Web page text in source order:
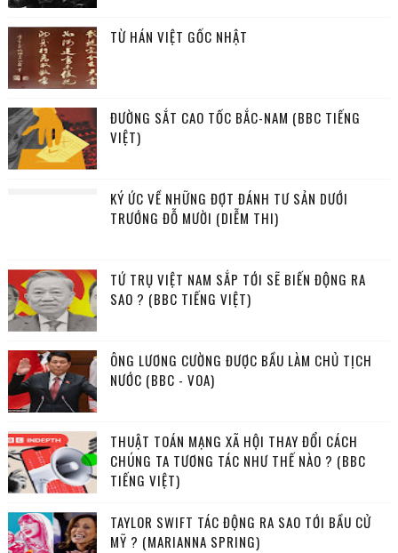
TỪ HÁN VIỆT GỐC NHẬT
ĐƯỜNG SẮT CAO TỐC BẮC-NAM (BBC TIẾNG
VIỆT)
KÝ ỨC VỀ NHỮNG ĐỢT ĐÁNH TƯ SẢN DƯỚI
TRƯỚNG ĐỖ MƯỜI (DIỄM THI)
TỨ TRỤ VIỆT NAM SẮP TỚI SẼ BIẾN ĐỘNG RA
SAO ? (BBC TIẾNG VIỆT)
ÔNG LƯƠNG CƯỜNG ĐƯỢC BẦU LÀM CHỦ TỊCH
NƯỚC (BBC - VOA)
THUẬT TOÁN MẠNG XÃ HỘI THAY ĐỔI CÁCH
CHÚNG TA TƯƠNG TÁC NHƯ THẾ NÀO ? (BBC
TIẾNG VIỆT)
TAYLOR SWIFT TÁC ĐỘNG RA SAO TỚI BẦU CỬ
MỸ ? (MARIANNA SPRING)